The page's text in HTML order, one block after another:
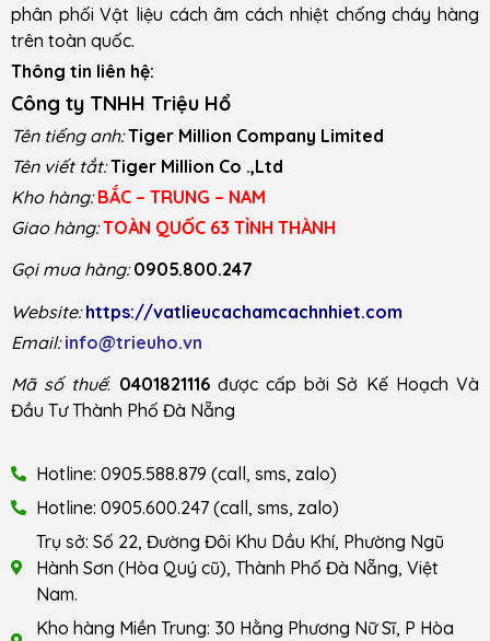
phân phối Vật liệu cách âm cách nhiệt chống cháy hàng
trên toàn quốc.
Thông tin liên hệ:
Công ty TNHH Triệu Hổ
Tên tiếng anh: Tiger Million Company Limited
Tên viết tắt: Tiger Million Co .,Ltd
Kho hàng: BẮC – TRUNG – NAM
Giao hàng: TOÀN QUỐC 63 TỈNH THÀNH
Gọi mua hàng: 0905.800.247
Website: https://vatlieucachamcachnhiet.com
Email: info@trieuho.vn
Mã số thuế: 0401821116được cấp bởi Sở Kế Hoạch Và
Đầu Tư Thành Phố Đà Nẵng
Hotline: 0905.588.879 (call, sms, zalo)
Hotline: 0905.600.247 (call, sms, zalo)
Trụ sở: Số 22, Đường Đôi Khu Dầu Khí, Phường Ngũ
Hành Sơn (Hòa Quý cũ), Thành Phố Đà Nẵng, Việt
Nam.
Kho hàng Miền Trung: 30 Hằng Phương Nữ Sĩ, P Hòa